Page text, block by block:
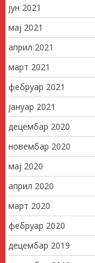
јун 2021
мај 2021
април 2021
март 2021
фебруар 2021
јануар 2021
децембар 2020
новембар 2020
мај 2020
април 2020
март 2020
фебруар 2020
децембар 2019